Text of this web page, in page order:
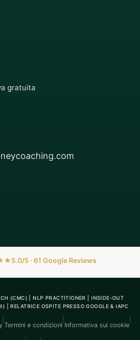
gratuita
5.0/5 · 61 Google Reviews
(CMC) | NLP PRACTITIONER | INSIDE-OUT
| RELATRICE OSPITE PRESSO GOOGLE & IAPC
Termini e condizioni Informativa sui cookie